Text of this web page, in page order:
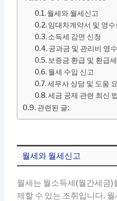
월세와 월세신고
임대차계약서 및 영수
소득세 감면 신청
공과금 및 관리비 영
보증금 환급 및 환급
월세 수입 신고
세무사 상담 및 도움
세금 공제 관련 최신
관련된 글:
월세와 월세신고
월세는 월소득세(월간세금)
제할 수 있는 조취입니다.